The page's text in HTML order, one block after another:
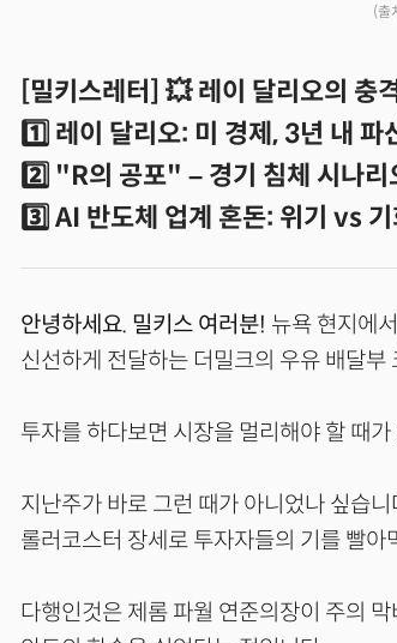
(출
[밀키스레터] 💥 레이 달리오의 충
1️⃣ 레이 달리오: 미 경제, 3년 내 파
2️⃣ "R의 공포" – 경기 침체 시나리
3️⃣ AI 반도체 업계 혼돈: 위기 vs 기
안녕하세요. 밀키스 여러분! 뉴욕 현지에
신선하게 전달하는 더밀크의 우유 배달부
투자를 하다보면 시장을 멀리해야 할 때가
지난주가 바로 그런 때가 아니었나 싶습
롤러코스터 장세로 투자자들의 기를 빨
다행인것은 제롬 파월 연준의장이 주의